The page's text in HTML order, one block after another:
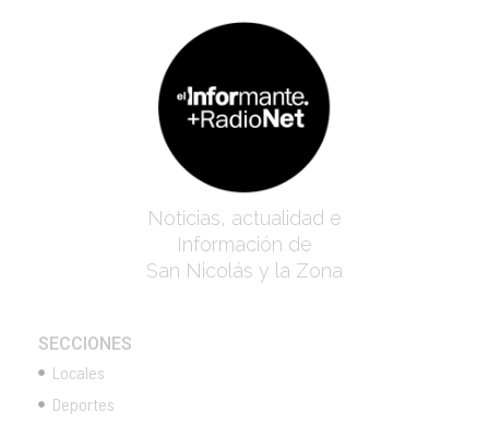
Noticias, actualidad e
Información de
San Nicolás y la Zona
SECCIONES
Locales
Deportes